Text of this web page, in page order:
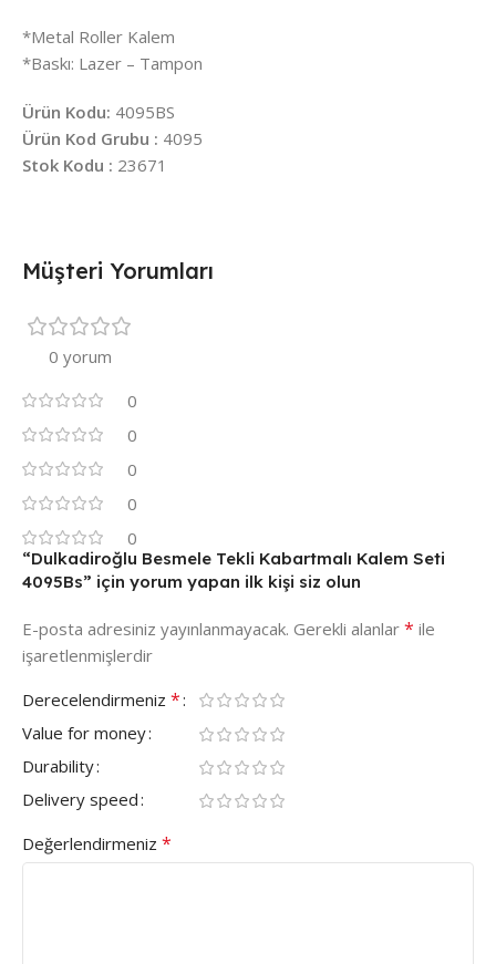
*Metal Roller Kalem
*Baskı: Lazer – Tampon
Ürün Kodu: 4095BS
Ürün Kod Grubu : 4095
Stok Kodu : 23671
Müşteri Yorumları
0 yorum
0
0
0
0
0
“Dulkadiroğlu Besmele Tekli Kabartmalı Kalem Seti
4095Bs” için yorum yapan ilk kişi siz olun
E-posta adresiniz yayınlanmayacak. Gerekli alanlar * ile
işaretlenmişlerdir
Derecelendirmeniz *
Value for money
Durability
Delivery speed
Değerlendirmeniz *